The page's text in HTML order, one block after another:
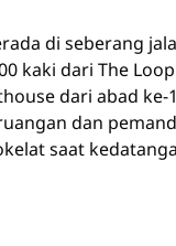
di seberang
kaki dari The
dari abad ke-
dan
saat